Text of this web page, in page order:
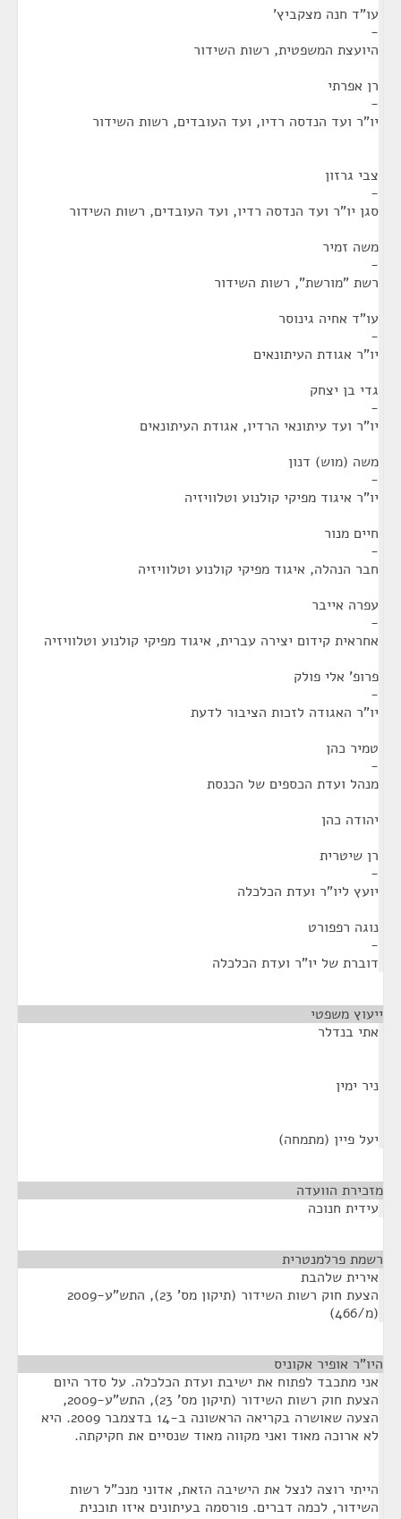
עו"ד חנה מצקביץ'
-
היועצת המשפטית, רשות השידור
רן אפרתי
-
יו"ר ועד הנדסה רדיו, ועד העובדים, רשות השידור
צבי גרזון
-
סגן יו"ר ועד הנדסה רדיו, ועד העובדים, רשות השידור
משה זמיר
-
רשת "מורשת", רשות השידור
עו"ד אחיה גינוסר
-
יו"ר אגודת העיתונאים
גדי בן יצחק
-
יו"ר ועד עיתונאי הרדיו, אגודת העיתונאים
משה (מוש) דנון
-
יו"ר איגוד מפיקי קולנוע וטלוויזיה
חיים מנור
-
חבר הנהלה, איגוד מפיקי קולנוע וטלוויזיה
עפרה אייבר
-
אחראית קידום יצירה עברית, איגוד מפיקי קולנוע וטלוויזיה
פרופ' אלי פולק
-
יו"ר האגודה לזכות הציבור לדעת
טמיר כהן
-
מנהל ועדת הכספים של הכנסת
יהודה כהן
רן שיטרית
-
יועץ ליו"ר ועדת הכלכלה
נוגה רפפורט
-
דוברת של יו"ר ועדת הכלכלה
ייעוץ משפטי
אתי בנדלר
ניר ימין
יעל פיין (מתמחה)
מזכירת הוועדה
עידית חנוכה
רשמת פרלמנטרית
אירית שלהבת
הצעת חוק רשות השידור (תיקון מס' 23), התש"ע-2009
(מ/466)
היו"ר אופיר אקוניס
אני מתכבד לפתוח את ישיבת ועדת הכלכלה. על סדר היום
הצעת חוק רשות השידור (תיקון מס' 23), התש"ע-2009,
הצעה שאושרה בקריאה הראשונה ב-14 בדצמבר 2009. היא
לא ארוכה מאוד ואני מקווה מאוד שנסיים את חקיקתה.
הייתי רוצה לנצל את הישיבה הזאת, אדוני מנכ"ל רשות
השידור, לכמה דברים. פורסמה בעיתונים איזו תוכנית